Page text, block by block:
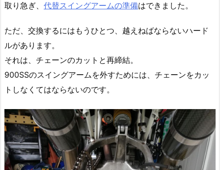
取り急ぎ、 代替スイングアームの準備はできました。
ただ、交換するにはもうひとつ、越えねばならないハード
ルがあります。
それは、チェーンのカットと再締結。
900SSのスイングアームを外すためには、チェーンをカッ
トしなくてはならないのです。